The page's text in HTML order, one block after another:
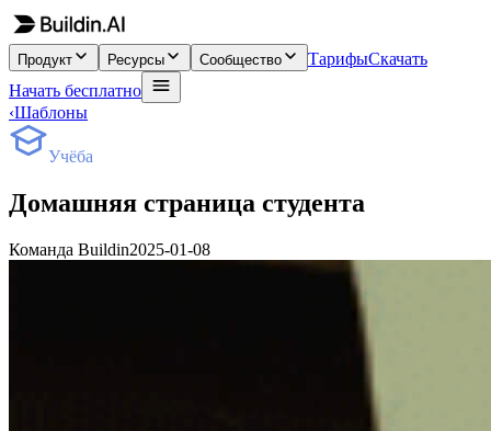
Продукт Ресурсы Сообщество ТарифыСкачать
Начать бесплатно
‹Шаблоны
Учёба
Домашняя страница студента
Команда Buildin2025-01-08